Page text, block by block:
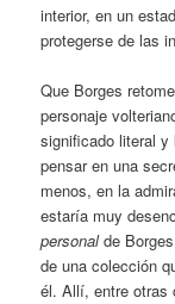
interior, en un
protegerse de las
Que Borges
personaje
significado literal y
pensar en una
menos, en la
estaría muy
personalde
de una colección
él. Allí, entre otras